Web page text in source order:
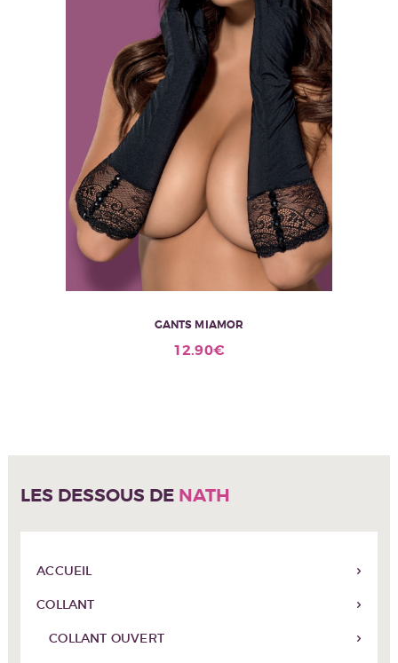
GANTS MIAMOR
12.90€
LES DESSOUS DE NATH
ACCUEIL
COLLANT
COLLANT OUVERT